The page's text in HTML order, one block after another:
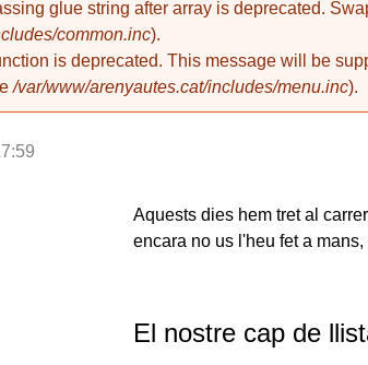
glue string after array is deprecated.
common.inc).
is deprecated. This message will be
/var/www/arenyautes.cat/includes/menu.inc).
Aquests dies hem tret al carrer
encara no us l'heu fet a
El nostre cap de